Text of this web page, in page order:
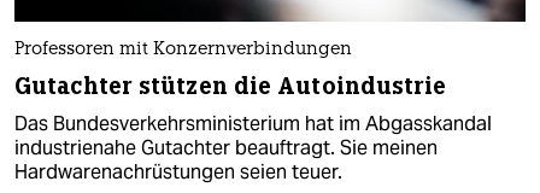
Professoren mit Konzernverbindungen
Gutachter stützen die Autoindustrie
Das Bundesverkehrsministerium hat im Abgasskandal
industrienahe Gutachter beauftragt. Sie meinen
Hardwarenachrüstungen seien teuer.